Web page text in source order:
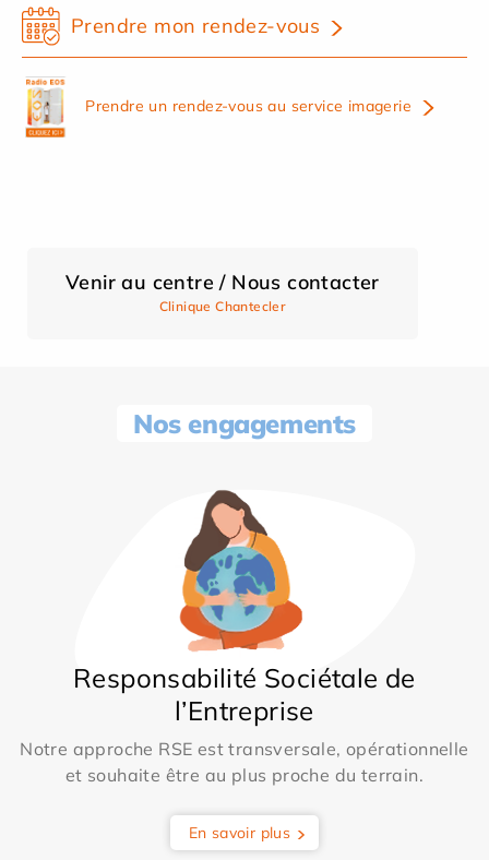
Prendre mon rendez-vous
Prendre un rendez-vous au service imagerie
Venir au centre / Nous contacter
Clinique Chantecler
Nos engagements
Responsabilité Sociétale de
l’Entreprise
Notre approche RSE est transversale, opérationnelle
et souhaite être au plus proche du terrain.
En savoir plus